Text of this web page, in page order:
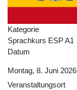
Kategorie
Sprachkurs ESP A1
Datum
Montag, 8. Juni 2026
Veranstaltungsort